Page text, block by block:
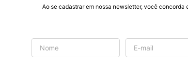
Ao se cadastrar em nossa newsletter, você